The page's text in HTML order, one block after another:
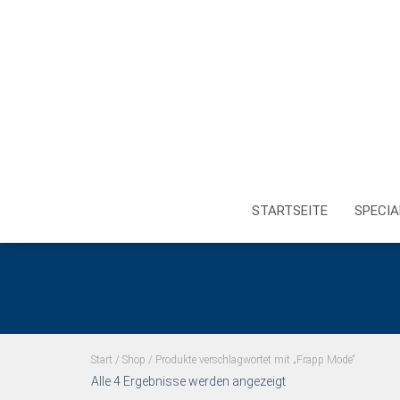
STARTSEITE
Start / Shop / Produkte verschlagwortet mit „Frapp Mode“
Alle 4 Ergebnisse werden angezeigt